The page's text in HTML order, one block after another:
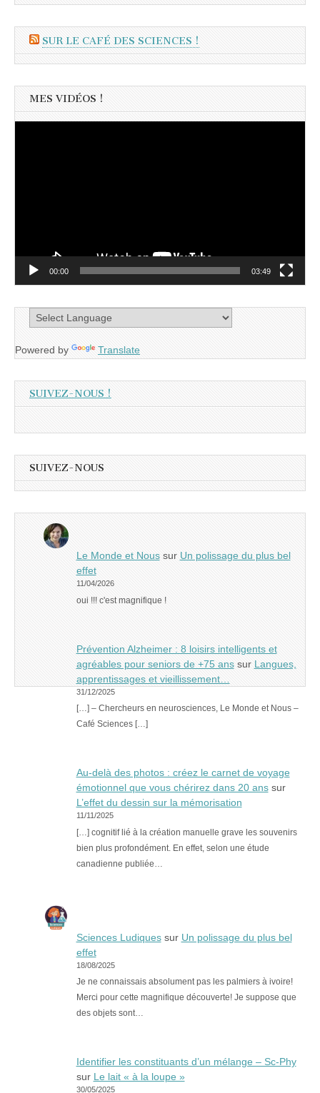
SUR LE CAFÉ DES SCIENCES !
MES VIDÉOS !
00:00 03:49
Powered by Translate
SUIVEZ-NOUS !
SUIVEZ-NOUS
Le Monde et Noussur Un polissage du plus bel
effet
11/04/2026
oui !!! c'est magnifique !
Prévention Alzheimer : 8 loisirs intelligents et
agréables pour seniors de +75 anssur Langues,
apprentissages et vieillissement…
31/12/2025
[…] – Chercheurs en neurosciences, Le Monde et Nous –
Café Sciences […]
Au-delà des photos : créez le carnet de voyage
émotionnel que vous chérirez dans 20 anssur
L’effet du dessin sur la mémorisation
11/11/2025
[…] cognitif lié à la création manuelle grave les souvenirs
bien plus profondément. En effet, selon une étude
canadienne publiée…
Sciences Ludiquessur Un polissage du plus bel
effet
18/08/2025
Je ne connaissais absolument pas les palmiers à ivoire!
Merci pour cette magnifique découverte! Je suppose que
des objets sont…
Identifier les constituants d’un mélange – Sc-Phy
sur Le lait « à la loupe »
30/05/2025